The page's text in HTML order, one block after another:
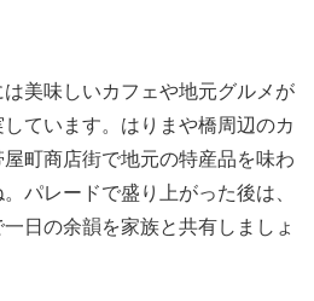
美味しいカフェや地元グルメが
ています。はりまや橋周辺のカ
町商店街で地元の特産品を味わ
パレードで盛り上がった後は、
日の余韻を家族と共有しましょ